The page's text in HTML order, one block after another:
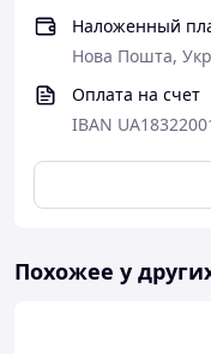
Наложенный
Нова Пошта,
Оплата на счет
IBAN
Похожее у